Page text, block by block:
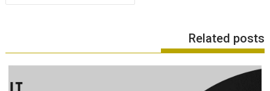
Related posts